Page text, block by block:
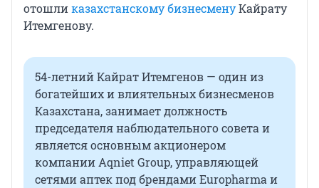
отошликазахстанскому бизнесменуКайрату
Итемгенову.
54-летний Кайрат Итемгенов — один из
богатейших и влиятельных бизнесменов
Казахстана, занимает должность
председателя наблюдательного совета и
является основным акционером
компании Aqniet Group, управляющей
сетями аптек под брендами Europharma и